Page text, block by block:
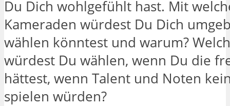
Du Dich wohlgefühlt hast. Mit
Kameraden würdest Du Dich
wählen könntest und warum?
würdest Du wählen, wenn Du die
hättest, wenn Talent und Noten
spielen würden?